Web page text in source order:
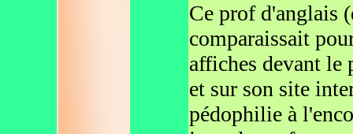
Ce prof d'anglais
comparaissait
affiches devant le
et sur son site
pédophilie à